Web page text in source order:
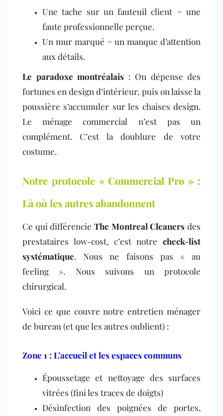
Une tache sur un fauteuil client = une
faute professionnelle perçue.
Un mur marqué = un manque d’attention
aux détails.
Le paradoxe montréalais : On dépense des
fortunes en design d’intérieur, puis on laisse la
poussière s’accumuler sur les chaises design.
Le ménage commercial n’est pas un
complément. C’est la doublure de votre
costume.
Notre protocole « Commercial Pro » :
Là où les autres abandonnent
Ce qui différencie The Montreal Cleaners des
prestataires low-cost, c’est notre check-list
systématique. Nous ne faisons pas « au
feeling ». Nous suivons un protocole
chirurgical.
Voici ce que couvre notre entretien ménager
de bureau (et que les autres oublient) :
Zone 1 : L’accueil et les espaces communs
Époussetage et nettoyage des surfaces
vitrées (fini les traces de doigts)
Désinfection des poignées de portes,